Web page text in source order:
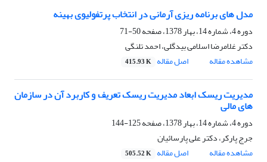
مدل های برنامه ریزی آرمانی در انتخاب پرتفولیوی بهینه
دوره 4، شماره 14، بهار 1378، صفحه
50-71
دکتر غلامرضا اسلامی بیدگلی، احمد تلنگی
مشاهده مقاله
اصل مقاله 415.93 K
مدیریت ریسک ابعاد مدیریت ریسک تعریف و کاربرد آن در سازمان
های مالی
دوره 4، شماره 14، بهار 1378، صفحه
125-144
جرج پارکر، دکتر علی پارسائیان
مشاهده مقاله
اصل مقاله 505.52 K